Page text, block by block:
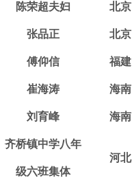
陈荣超夫妇 北京
张品正 北京
傅仰信 福建
崔海涛 海南
刘育峰 海南
齐桥镇中学八年
级六班集体
河北